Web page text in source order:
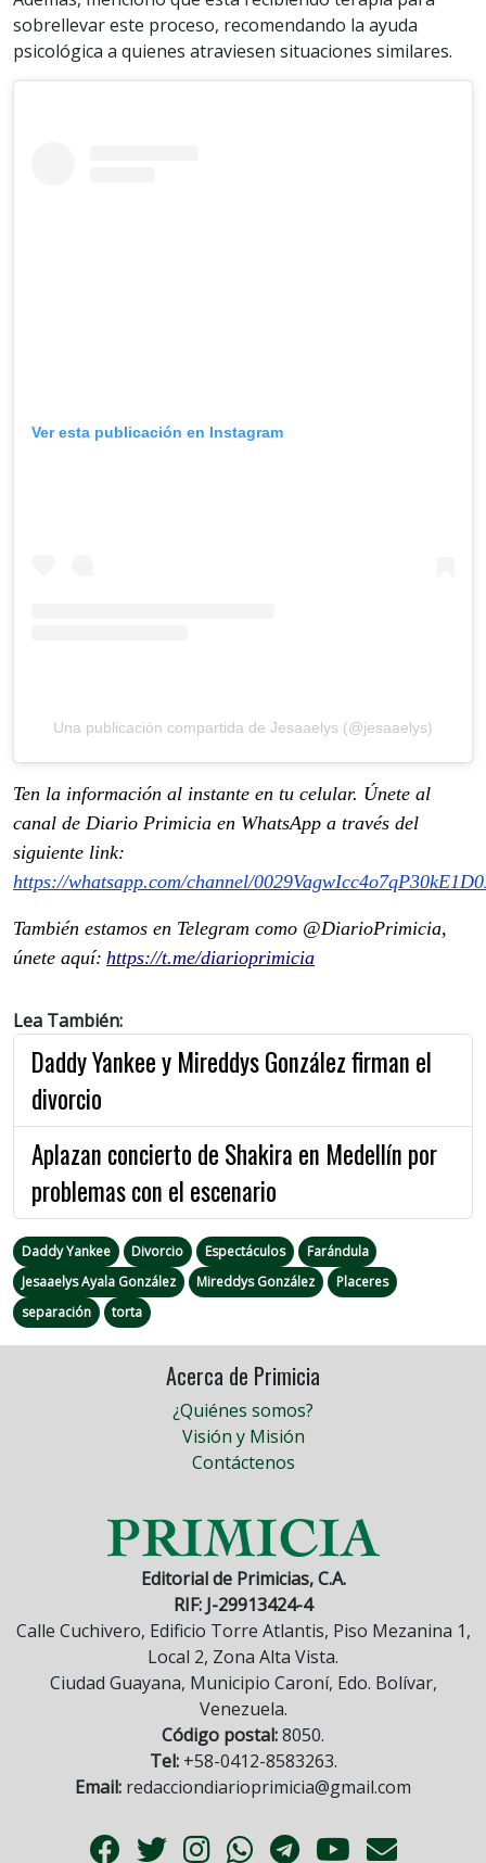
sobrellevar este proceso, recomendando la ayuda
psicológica a quienes atraviesen situaciones similares.
Ver esta publicación en Instagram
Una publicación compartida de Jesaaelys (@jesaaelys)
Ten la información al instante en tu celular. Únete al
canal de Diario Primicia en WhatsApp a través del
siguiente link:
https://whatsapp.com/channel/
También estamos en Telegram como @DiarioPrimicia,
únete aquí: https://t.me/diarioprimicia
Lea También:
Daddy Yankee y Mireddys González firman el
divorcio
Aplazan concierto de Shakira en Medellín por
problemas con el escenario
Daddy Yankee Divorcio Espectáculos
Farándula
Jesaaelys Ayala González
Mireddys González
Placeres
separación
torta
Acerca de Primicia
¿Quiénes somos?
Visión y Misión
Contáctenos
Editorial de Primicias, C.A.
RIF: J-29913424-4
Calle Cuchivero, Edificio Torre Atlantis, Piso Mezanina 1,
Local 2, Zona Alta Vista.
Ciudad Guayana, Municipio Caroní, Edo. Bolívar,
Venezuela.
Código postal:8050.
Tel:+58-0412-8583263.
Email: redacciondiarioprimicia@gmail.com